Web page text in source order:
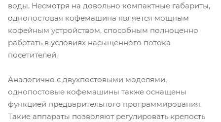
воды. Несмотря на довольно компактные габариты,
однопостовая кофемашина является мощным
кофейным устройством, способным полноценно
работать в условиях насыщенного потока
посетителей.
Аналогично с двухпостовыми моделями,
однопостовые кофемашины также оснащены
функцией предварительного программирования.
Такие аппараты позволяют регулировать крепость